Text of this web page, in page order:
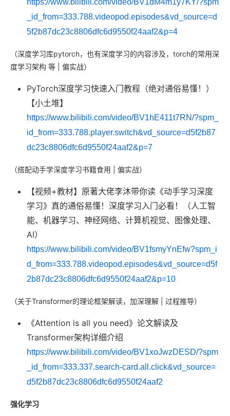
_id_from=333.788.videopod.episodes&vd_source=d
5f2b87dc23c8806dfc6d9550f24aaf2&p=4
（深度学习库pytorch，也有深度学习的内容涉及，torch的常用深
度学习架构 等 | 偏实战）
PyTorch深度学习快速入门教程（绝对通俗易懂！）
【小土堆】
https://www.bilibili.com/video/BV1hE411t7RN/?spm_
id_from=333.788.player.switch&vd_source=d5f2b87
dc23c8806dfc6d9550f24aaf2&p=7
（搭配动手学深度学习书籍食用 | 偏实战）
【视频+教材】原著大佬李沐带你读《动手学习深度
学习》真的通俗易懂！深度学习入门必看！（人工智
能、机器学习、神经网络、计算机视觉、图像处理、
AI）
https://www.bilibili.com/video/BV1fsmyYnEfw?spm_i
d_from=333.788.videopod.episodes&vd_source=d5f
2b87dc23c8806dfc6d9550f24aaf2&p=10
（关于Transformer的理论框架解读，加深理解 | 过程推导）
《Attention is all you need》论文解读及
Transformer架构详细介绍
https://www.bilibili.com/video/BV1xoJwzDESD/?spm
_id_from=333.337.search-card.all.click&vd_source=
d5f2b87dc23c8806dfc6d9550f24aaf2
强化学习